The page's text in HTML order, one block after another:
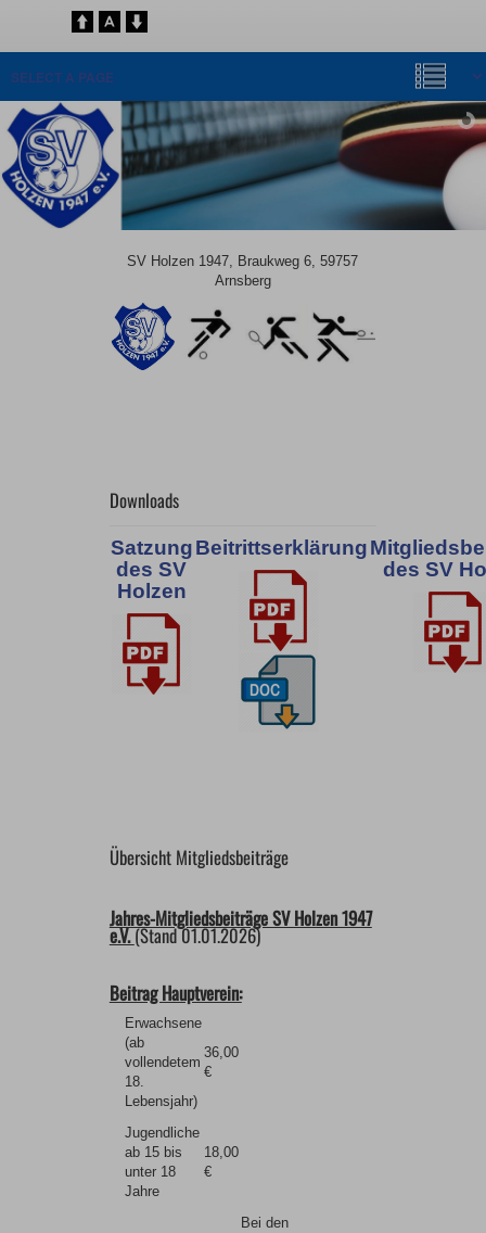
SV Holzen 1947, Braukweg 6, 59757
Arnsberg
Downloads
Satzung
des SV
Holzen
Beitrittserklärung
des SV
Übersicht Mitgliedsbeiträge
Jahres-Mitgliedsbeiträge SV Holzen 1947
e.V.(Stand 01.01.2026)
Beitrag Hauptverein:
Erwachsene
(ab
vollendetem
18.
Lebensjahr)
36,00
€
Jugendliche
ab 15 bis
unter 18
Jahre
18,00
€
Bei den